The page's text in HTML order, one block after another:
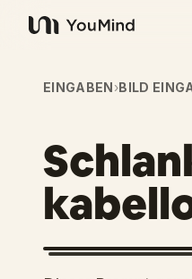
YouMind
EINGABEN›BILD